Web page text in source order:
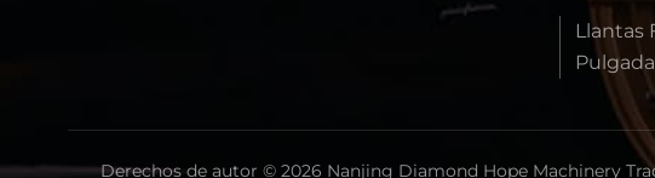
Llantas
Derechos de autor © 2026 Nanjing Diamond Hope Machinery